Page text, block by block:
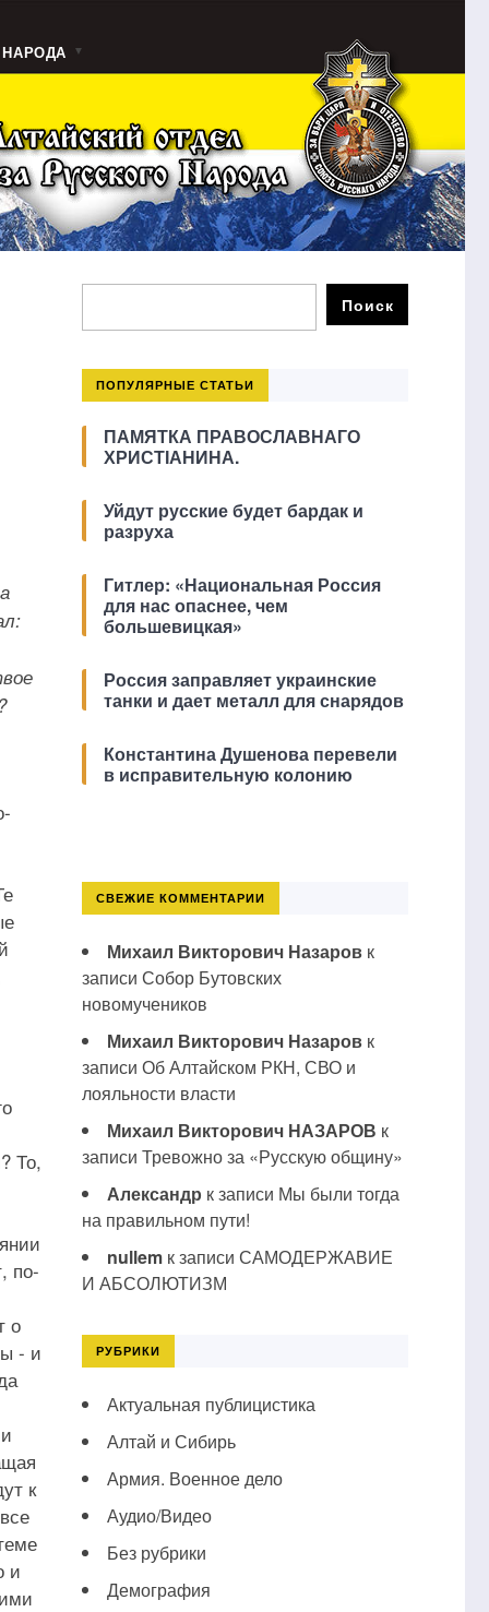
То,
по-
о
- и
к
и
ПОПУЛЯРНЫЕ СТАТЬИ
ПАМЯТКА ПРАВОСЛАВНАГО
ХРИСТІАНИНА.
Уйдут русские будет бардак и
разруха
Гитлер: «Национальная Россия
для нас опаснее, чем
большевицкая»
Россия заправляет украинские
танки и дает металл для снарядов
Константина Душенова перевели
в исправительную колонию
СВЕЖИЕ КОММЕНТАРИИ
Михаил Викторович Назаровк
записи Собор Бутовских
новомучеников
Михаил Викторович Назаровк
записи Об Алтайском РКН, СВО и
лояльности власти
Михаил Викторович НАЗАРОВ к
записи Тревожно за «Русскую общину»
Александр к записи Мы были тогда
на правильном пути!
nullemк записи САМОДЕРЖАВИЕ
И АБСОЛЮТИЗМ
РУБРИКИ
Актуальная публицистика
Алтай и Сибирь
Армия. Военное дело
Аудио/Видео
Без рубрики
Демография